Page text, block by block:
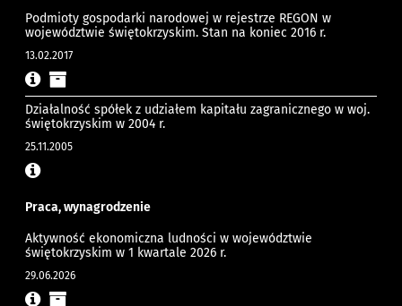
Podmioty gospodarki narodowej w rejestrze REGON w
województwie świętokrzyskim. Stan na koniec 2016 r.
13.02.2017
Działalność spółek z udziałem kapitału zagranicznego w woj.
świętokrzyskim w 2004 r.
25.11.2005
Praca, wynagrodzenie
Aktywność ekonomiczna ludności w województwie
świętokrzyskim w 1 kwartale 2026 r.
29.06.2026